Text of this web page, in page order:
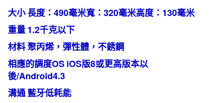
大小長度：490毫米寬：320毫米高度：130毫米
重量1.2千克以下
材料聚丙烯，彈性體，不銹鋼
相應的調度OSiOS版8或更高版本以
後/Android4.3
溝通藍牙低耗能